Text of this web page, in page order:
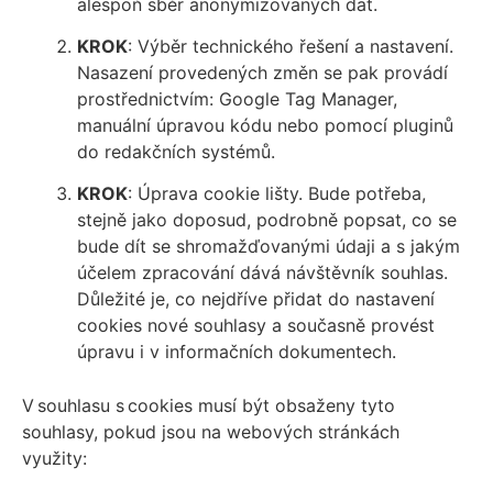
KROK: Výběr technického řešení a nastavení.
Nasazení provedených změn se pak provádí
prostřednictvím: Google Tag Manager,
manuální úpravou kódu nebo pomocí pluginů
do redakčních systémů.
KROK: Úprava cookie lišty. Bude potřeba,
stejně jako doposud, podrobně popsat, co se
bude dít se shromažďovanými údaji a s jakým
účelem zpracování dává návštěvník souhlas.
Důležité je, co nejdříve přidat do nastavení
cookies nové souhlasy a současně provést
úpravu i v informačních dokumentech.
V souhlasu s cookies musí být obsaženy tyto
souhlasy, pokud jsou na webových stránkách
využity: